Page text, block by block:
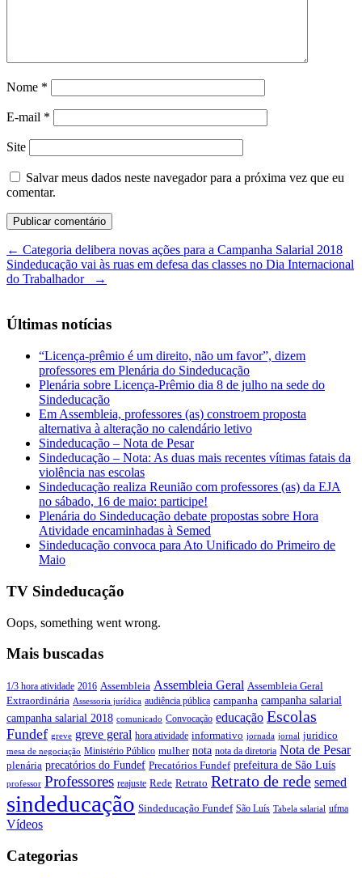
Nome *
E-mail *
Site
Salvar meus dados neste navegador para a próxima vez que eu
comentar.
← Categoria delibera novas ações para a Campanha Salarial 2018
Sindeducação vai às ruas em defesa das classes no Dia Internacional
do Trabalhador
→
Últimas notícias
“Licença-prêmio é um direito, não um favor”, dizem
professores em Plenária do Sindeducação
Plenária sobre Licença-Prêmio dia 8 de julho na sede do
Sindeducação
Em Assembleia, professores (as) constroem proposta
alternativa à alteração no calendário letivo
Sindeducação – Nota de Pesar
Sindeducação – Nota: As duas mais recentes vítimas fatais da
violência nas escolas
Sindeducação realiza Reunião com professores (as) da EJA
no sábado, 16 de maio: participe!
Plenária do Sindeducação debate propostas sobre Hora
Atividade encaminhadas à Semed
Sindeducação convoca para Ato Unificado do Primeiro de
Maio
TV Sindeducação
Oops, something went wrong.
Mais buscadas
1/3 hora atividade 2016 Assembleia Assembleia Geral Assembleia Geral
Extraordinária Assessoria jurídica audiência pública campanha campanha salarial
campanha salarial 2018 comunicado Convocação educação Escolas
Fundef greve greve geral hora atividade informativo jornada jornal juridico
mesa de negociação Ministério Público mulher nota nota da diretoria Nota de Pesar
plenária precatórios do Fundef Precatórios Fundef prefeitura de São Luís
professor Professores reajuste Rede Retrato Retrato de rede semed
sindeducação Sindeducação Fundef São Luís Tabela salarial ufma
Vídeos
Categorias